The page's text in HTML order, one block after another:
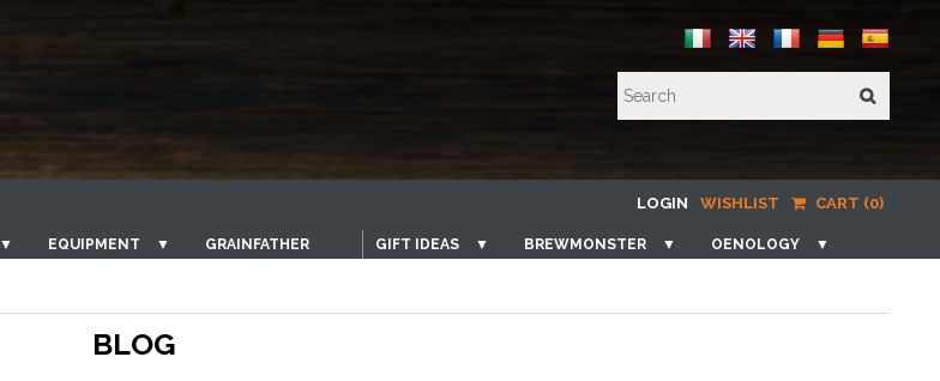
LOGIN WISHLIST CART (0)
▼ EQUIPMENT ▼ GRAINFATHER GIFT IDEAS ▼ BREWMONSTER ▼ OENOLOGY ▼
BLOG